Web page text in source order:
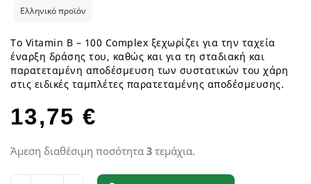
Ελληνικό προϊόν
Το Vitamin Β – 100 Complex ξεχωρίζει για την ταχεία
έναρξη δράσης του, καθώς και για τη σταδιακή και
παρατεταμένη αποδέσμευση των συστατικών του χάρη
στις ειδικές ταμπλέτες παρατεταμένης αποδέσμευσης.
13,75 €
Άμεση διαθέσιμη ποσότητα 3 τεμάχια.